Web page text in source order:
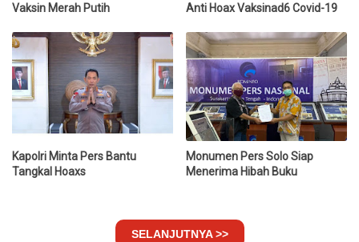
Vaksin Merah Putih
Anti Hoax Vaksinad6 Covid-19
Kapolri Minta Pers Bantu
Tangkal Hoaxs
Monumen Pers Solo Siap
Menerima Hibah Buku
SELANJUTNYA >>